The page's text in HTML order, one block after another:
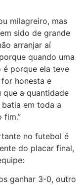
milagreiro, mas
sido de grande
arranjar aí
quando uma
é porque ela teve
honesta e
que a quantidade
em toda a
fim.”
no futebol é
do placar final,
ganhar 3-0, outro